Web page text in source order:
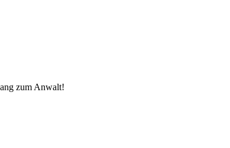
zum Anwalt!